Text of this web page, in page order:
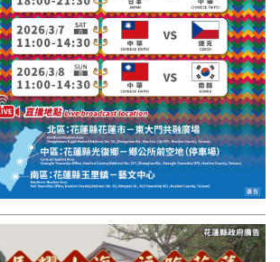
關山鎮
苗栗縣
其他地區
新竹市
和平鄉
台南市
澎湖縣